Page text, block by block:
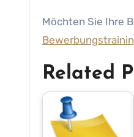
Möchten Sie Ihre
Related